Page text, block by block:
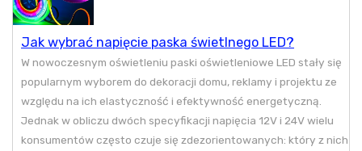
Jak wybrać napięcie paska świetlnego LED?
W nowoczesnym oświetleniu paski oświetleniowe LED stały się
popularnym wyborem do dekoracji domu, reklamy i projektu ze
względu na ich elastyczność i efektywność energetyczną.
Jednak w obliczu dwóch specyfikacji napięcia 12V i 24V wielu
konsumentów często czuje się zdezorientowanych: który z nich